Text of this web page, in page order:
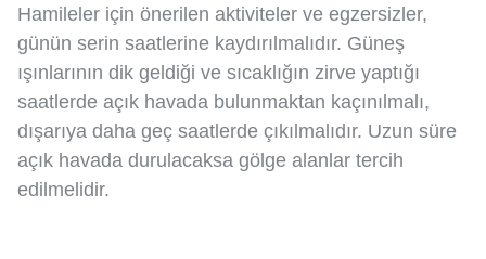
Hamileler için önerilen aktiviteler ve egzersizler,
günün serin saatlerine kaydırılmalıdır. Güneş
ışınlarının dik geldiği ve sıcaklığın zirve yaptığı
saatlerde açık havada bulunmaktan kaçınılmalı,
dışarıya daha geç saatlerde çıkılmalıdır. Uzun süre
açık havada durulacaksa gölge alanlar tercih
edilmelidir.